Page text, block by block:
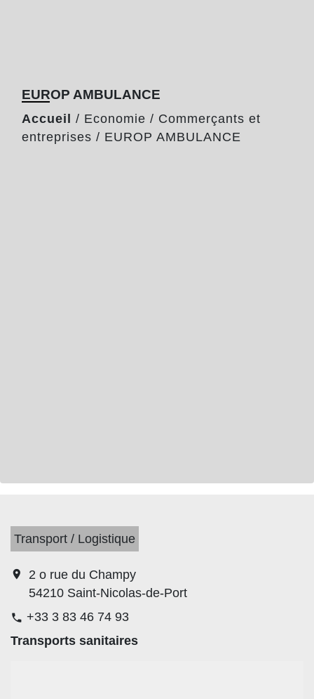
EUROP AMBULANCE
Accueil / Economie / Commerçants et
entreprises / EUROP AMBULANCE
Transport / Logistique
location_on
2 o rue du Champy
54210 Saint-Nicolas-de-Port
phone +33 3 83 46 74 93
Transports sanitaires